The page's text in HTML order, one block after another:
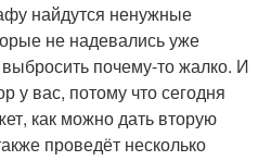
найдутся ненужные
не надевались уже
почему-то жалко. И
у вас, потому что сегодня
как можно дать вторую
проведёт несколько